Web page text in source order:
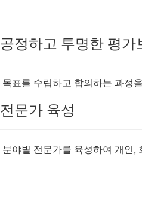
공정하고 투명한 평가
목표를 수립하고 합의하는 과정
전문가 육성
분야별 전문가를 육성하여 개인,